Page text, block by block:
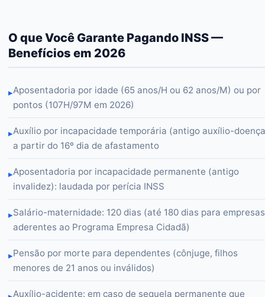
O que Você Garante Pagando INSS —
Benefícios em 2026
▸Aposentadoria por idade (65 anos/H ou 62 anos/M) ou por
pontos (107H/97M em 2026)
▸Auxílio por incapacidade temporária (antigo auxílio-
a partir do 16º dia de afastamento
▸Aposentadoria por incapacidade permanente (antigo
invalidez): laudada por perícia INSS
▸Salário-maternidade: 120 dias (até 180 dias para empresas
aderentes ao Programa Empresa Cidadã)
▸Pensão por morte para dependentes (cônjuge, filhos
menores de 21 anos ou inválidos)
Auxílio-acidente: em caso de sequela permanente que